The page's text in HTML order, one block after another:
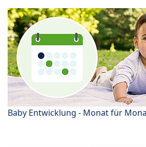
Baby Entwicklung - Monat für